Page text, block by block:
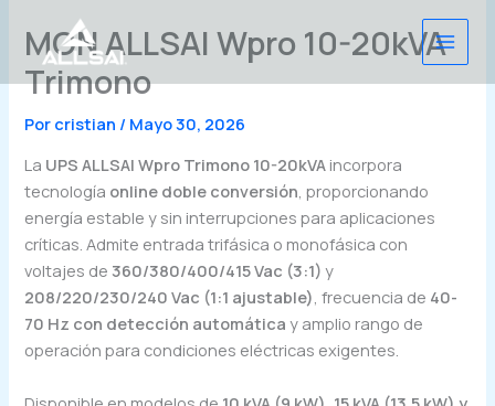
contenido
MON ALLSAI Wpro 10-20kVA
Trimono
Por cristian / Mayo 30, 2026
La UPS ALLSAI Wpro Trimono 10-20kVA incorpora
tecnología online doble conversión, proporcionando
energía estable y sin interrupciones para aplicaciones
críticas. Admite entrada trifásica o monofásica con
voltajes de 360/380/400/415 Vac (3:1) y
208/220/230/240 Vac (1:1 ajustable), frecuencia de 40-
70 Hz con detección automática y amplio rango de
operación para condiciones eléctricas exigentes.